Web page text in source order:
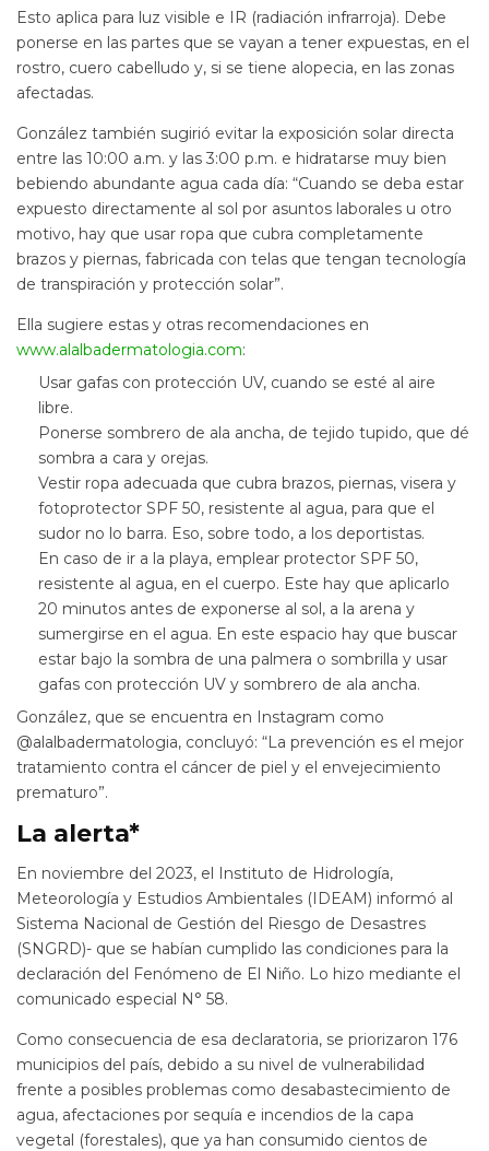
Esto aplica para luz visible e IR (radiación infrarroja). Debe
ponerse en las partes que se vayan a tener expuestas, en el
rostro, cuero cabelludo y, si se tiene alopecia, en las zonas
afectadas.
González también sugirió evitar la exposición solar directa
entre las 10:00 a.m. y las 3:00 p.m. e hidratarse muy bien
bebiendo abundante agua cada día: “Cuando se deba estar
expuesto directamente al sol por asuntos laborales u otro
motivo, hay que usar ropa que cubra completamente
brazos y piernas, fabricada con telas que tengan tecnología
de transpiración y protección solar”.
Ella sugiere estas y otras recomendaciones en
www.alalbadermatologia.com:
Usar gafas con protección UV, cuando se esté al aire
libre.
Ponerse sombrero de ala ancha, de tejido tupido, que dé
sombra a cara y orejas.
Vestir ropa adecuada que cubra brazos, piernas, visera y
fotoprotector SPF 50, resistente al agua, para que el
sudor no lo barra. Eso, sobre todo, a los deportistas.
En caso de ir a la playa, emplear protector SPF 50,
resistente al agua, en el cuerpo. Este hay que aplicarlo
20 minutos antes de exponerse al sol, a la arena y
sumergirse en el agua. En este espacio hay que buscar
estar bajo la sombra de una palmera o sombrilla y usar
gafas con protección UV y sombrero de ala ancha.
González, que se encuentra en Instagram como
@alalbadermatologia, concluyó: “La prevención es el mejor
tratamiento contra el cáncer de piel y el envejecimiento
prematuro”.
La alerta*
En noviembre del 2023, el Instituto de Hidrología,
Meteorología y Estudios Ambientales (IDEAM) informó al
Sistema Nacional de Gestión del Riesgo de Desastres
(SNGRD)- que se habían cumplido las condiciones para la
declaración del Fenómeno de El Niño. Lo hizo mediante el
comunicado especial N° 58.
Como consecuencia de esa declaratoria, se priorizaron 176
municipios del país, debido a su nivel de vulnerabilidad
frente a posibles problemas como desabastecimiento de
agua, afectaciones por sequía e incendios de la capa
vegetal (forestales), que ya han consumido cientos de